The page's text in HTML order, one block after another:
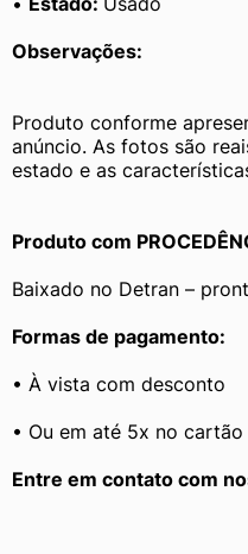
Observações:
Produto conforme
anúncio. As fotos são
estado e as
Produto com
Baixado no Detran –
Formas de pagamento:
• À vista com desconto
• Ou em até 5x no cartão
﻿Entre em contato com